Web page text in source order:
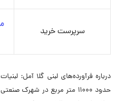
سرپرست خرید
درباره فرآورده‌های لبنی گلا آمل:
حدود 11000 متر مربع در